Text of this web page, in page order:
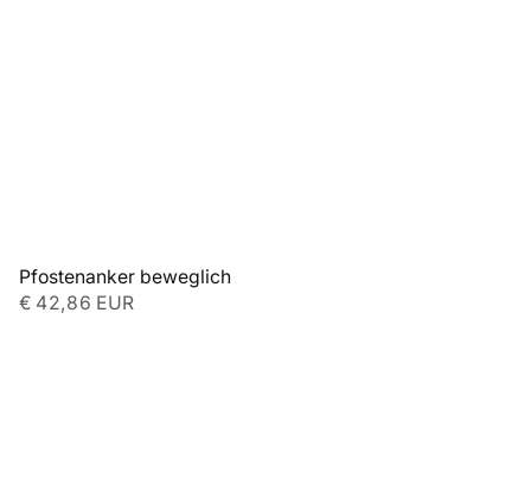
Pfostenanker beweglich
€ 42,86 EUR